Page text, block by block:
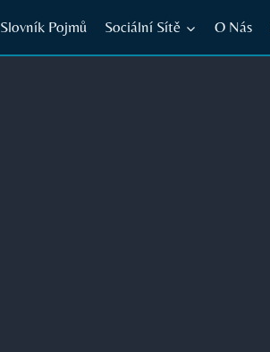
Slovník Pojmů Sociální Sítě O Nás